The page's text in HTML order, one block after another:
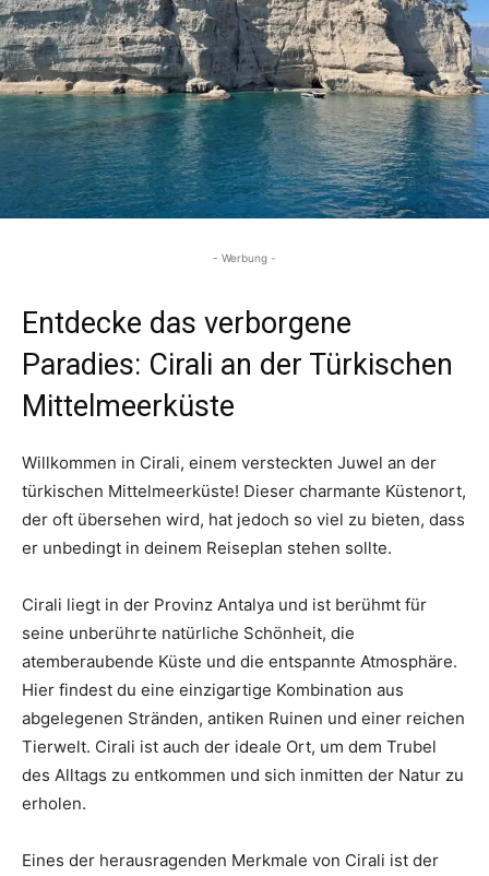
- Werbung -
Entdecke das verborgene
Paradies: Cirali an der Türkischen
Mittelmeerküste
Willkommen in Cirali, einem versteckten Juwel an der
türkischen Mittelmeerküste! Dieser charmante Küstenort,
der oft übersehen wird, hat jedoch so viel zu bieten, dass
er unbedingt in deinem Reiseplan stehen sollte.
Cirali liegt in der Provinz Antalya und ist berühmt für
seine unberührte natürliche Schönheit, die
atemberaubende Küste und die entspannte Atmosphäre.
Hier findest du eine einzigartige Kombination aus
abgelegenen Stränden, antiken Ruinen und einer reichen
Tierwelt. Cirali ist auch der ideale Ort, um dem Trubel
des Alltags zu entkommen und sich inmitten der Natur zu
erholen.
Eines der herausragenden Merkmale von Cirali ist der